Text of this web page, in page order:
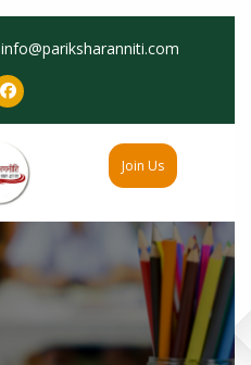
info@pariksharanniti.com
Join Us